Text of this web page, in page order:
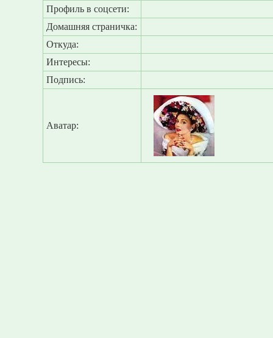
Профиль в соцсети:
Домашняя страничка:
Откуда:
Интересы:
Подпись:
Аватар: